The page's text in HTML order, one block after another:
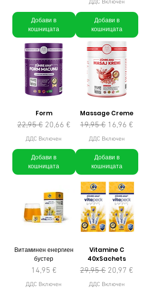
Добави в
кошницата
ДДС Включен
Добави в
кошницата
Form
Редовна цена
22,95 € Продажна цена
20,66 €
ДДС Включен
Добави в
кошницата
Massage Creme
Редовна цена
19,95 € Продажна цена
16,96 €
ДДС Включен
Добави в
кошницата
Витаминен енергиен
бустер
Цена
14,95 €
ДДС Включен
Vitamine C
40xSachets
Редовна цена
29,95 € Продажна цена
20,97 €
ДДС Включен